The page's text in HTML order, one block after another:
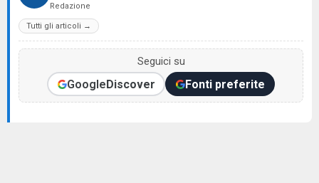
Redazione
Tutti gli articoli →
Seguici su
GoogleDiscover Fonti preferite